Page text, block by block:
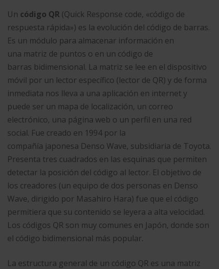
Un código QR (Quick Response code, «código de
respuesta rápida») es la evolución del código de barras.
Es un módulo para almacenar información en
una matriz de puntos o en un código de
barras bidimensional. La matriz se lee en el dispositivo
móvil por un lector específico (lector de QR) y de forma
inmediata nos lleva a una aplicación en internet y
puede ser un mapa de localización, un correo
electrónico, una página web o un perfil en una red
social. Fue creado en 1994 por la
compañía japonesa Denso Wave, subsidiaria de Toyota.
Presenta tres cuadrados en las esquinas que permiten
detectar la posición del código al lector. El objetivo de
los creadores (un equipo de dos personas en Denso
Wave, dirigido por Masahiro Hara) fue que el código
permitiera que su contenido se leyera a alta velocidad.
Los códigos QR son muy comunes en Japón, donde son
el código bidimensional más popular.
La estructura general de un código QR es una matriz